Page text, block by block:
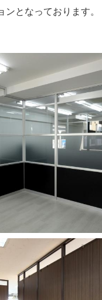
ンとなっております。